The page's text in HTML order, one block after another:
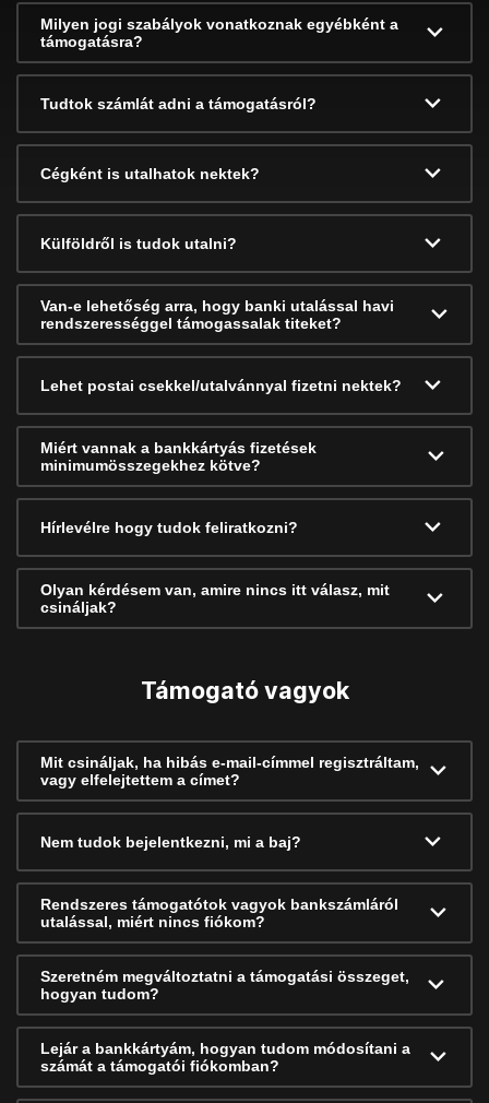
Milyen jogi szabályok vonatkoznak egyébként a
támogatásra?
Tudtok számlát adni a támogatásról?
Cégként is utalhatok nektek?
Külföldről is tudok utalni?
Van-e lehetőség arra, hogy banki utalással havi
rendszerességgel támogassalak titeket?
Lehet postai csekkel/utalvánnyal fizetni nektek?
Miért vannak a bankkártyás fizetések
minimumösszegekhez kötve?
Hírlevélre hogy tudok feliratkozni?
Olyan kérdésem van, amire nincs itt válasz, mit
csináljak?
Támogató vagyok
Mit csináljak, ha hibás e-mail-címmel regisztráltam,
vagy elfelejtettem a címet?
Nem tudok bejelentkezni, mi a baj?
Rendszeres támogatótok vagyok bankszámláról
utalással, miért nincs fiókom?
Szeretném megváltoztatni a támogatási összeget,
hogyan tudom?
Lejár a bankkártyám, hogyan tudom módosítani a
számát a támogatói fiókomban?